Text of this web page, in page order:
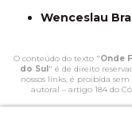
Wenceslau
O conteúdo do texto "Onde
do Sul" é de direito
nossos links, é proibida
autoral – artigo 184 do